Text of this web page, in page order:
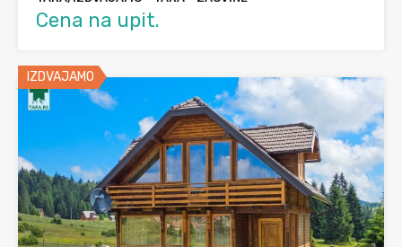
Cena na upit.
IZDVAJAMO